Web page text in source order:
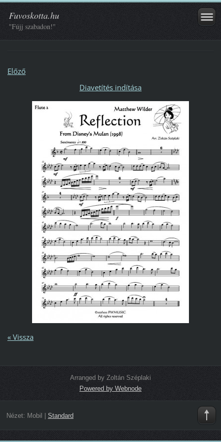
Fuvoskotta.hu
"Fújj szabadon!"
Előző
Diavetítés indítása
« Vissza
Arranged by Zoltán Széplaki
Powered by Webnode
Nézet: Mobil Standard